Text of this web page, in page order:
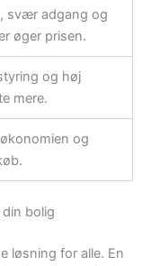
svær adgang og
øger prisen.
og høj
mere.
og
bolig
løsning for alle. En